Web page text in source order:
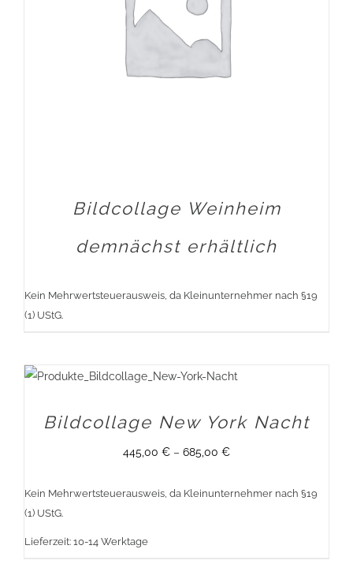
Bildcollage Weinheim
demnächst erhältlich
Kein Mehrwertsteuerausweis, da Kleinunternehmer nach §19
(1) UStG.
Bildcollage New York Nacht
445,00 € – 685,00 €
Kein Mehrwertsteuerausweis, da Kleinunternehmer nach §19
(1) UStG.
Lieferzeit: 10-14 Werktage